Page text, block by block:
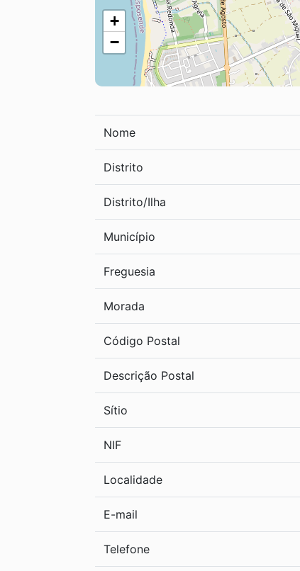
+
−
Nome
Distrito
Distrito/Ilha
Município
Freguesia
Morada
Código Postal
Descrição Postal
Sítio
NIF
Localidade
E-mail
Telefone